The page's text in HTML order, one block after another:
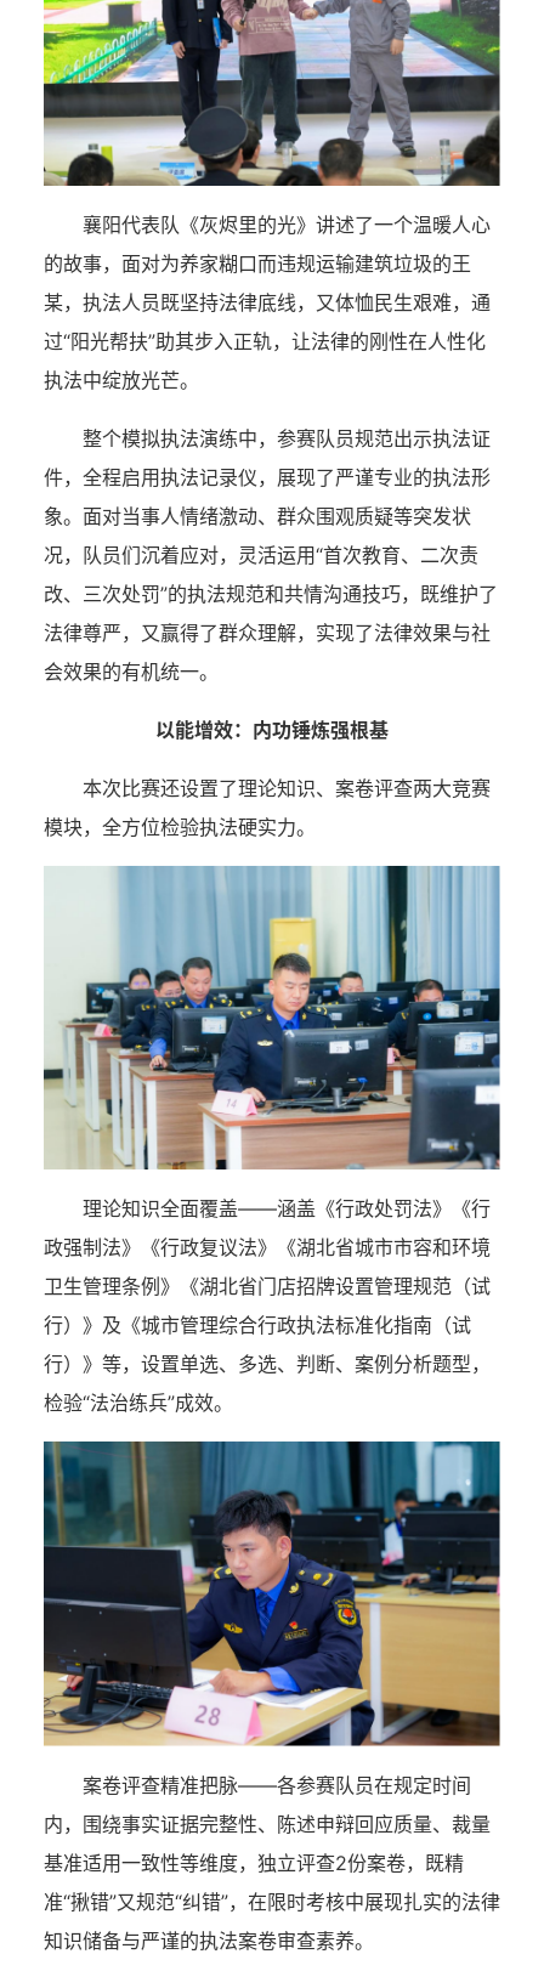
襄阳代表队《灰烬里的光》讲述了一个温暖人心
的故事，面对为养家糊口而违规运输建筑垃圾的王
某，执法人员既坚持法律底线，又体恤民生艰难，通
过“阳光帮扶”助其步入正轨，让法律的刚性在人性化
执法中绽放光芒。
整个模拟执法演练中，参赛队员规范出示执法证
件，全程启用执法记录仪，展现了严谨专业的执法形
象。面对当事人情绪激动、群众围观质疑等突发状
况，队员们沉着应对，灵活运用“首次教育、二次责
改、三次处罚”的执法规范和共情沟通技巧，既维护了
法律尊严，又赢得了群众理解，实现了法律效果与社
会效果的有机统一。
以能增效：内功锤炼强根基
本次比赛还设置了理论知识、案卷评查两大竞赛
模块，全方位检验执法硬实力。
理论知识全面覆盖——涵盖《行政处罚法》《行
政强制法》《行政复议法》《湖北省城市市容和环境
卫生管理条例》《湖北省门店招牌设置管理规范（试
行）》及《城市管理综合行政执法标准化指南（试
行）》等，设置单选、多选、判断、案例分析题型，
检验“法治练兵”成效。
案卷评查精准把脉——各参赛队员在规定时间
内，围绕事实证据完整性、陈述申辩回应质量、裁量
基准适用一致性等维度，独立评查2份案卷，既精
准“揪错”又规范“纠错”，在限时考核中展现扎实的法律
知识储备与严谨的执法案卷审查素养。